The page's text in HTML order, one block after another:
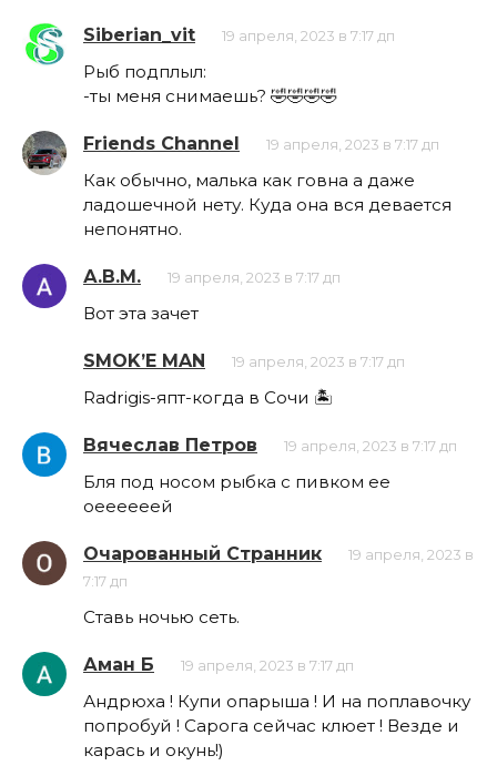
Siberian_vit 19 апреля, 2023 в 7:17 дп
Рыб подплыл:
-ты меня снимаешь? 🤣🤣🤣🤣
Friends Сhannel 19 апреля, 2023 в 7:17 дп
Как обычно, малька как говна а даже
ладошечной нету. Куда она вся девается
непонятно.
А.В.М. 19 апреля, 2023 в 7:17 дп
Вот эта зачет
SMOK’E MAN 19 апреля, 2023 в 7:17 дп
Radrigis-япт-когда в Сочи 🏝
Вячеслав Петров 19 апреля, 2023 в 7:17 дп
Бля под носом рыбка с пивком ее
оеееееей
Очарованный Странник
19 апреля, 2023 в
7:17 дп
Ставь ночью сеть.
Аман Б 19 апреля, 2023 в 7:17 дп
Андрюха ! Купи опарыша ! И на поплавочку
попробуй ! Сарога сейчас клюет ! Везде и
карась и окунь!)